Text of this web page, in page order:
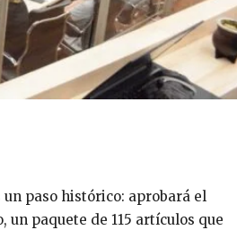
paso histórico: aprobará el
un paquete de 115 artículos que